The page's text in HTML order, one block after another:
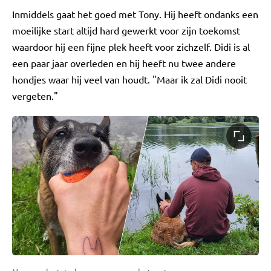
Inmiddels gaat het goed met Tony. Hij heeft ondanks een
moeilijke start altijd hard gewerkt voor zijn toekomst
waardoor hij een fijne plek heeft voor zichzelf. Didi is al
een paar jaar overleden en hij heeft nu twee andere
hondjes waar hij veel van houdt. "Maar ik zal Didi nooit
vergeten."